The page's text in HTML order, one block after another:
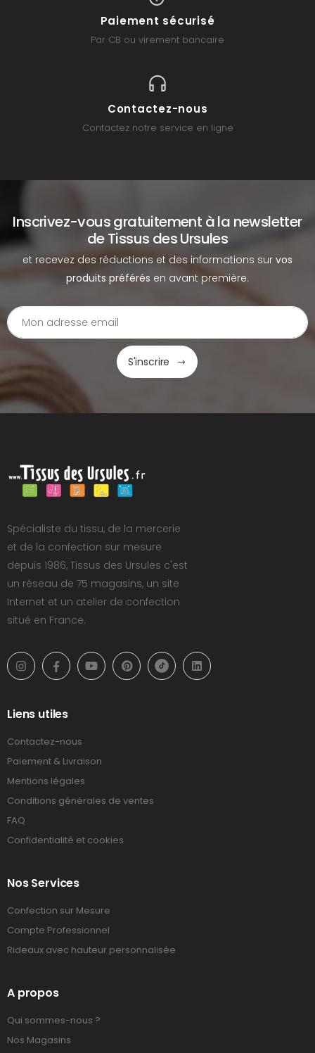
Paiement sécurisé
Par CB ou virement bancaire
Contactez-nous
Contactez notre service en ligne
Inscrivez-vous gratuitement à la newsletter
de Tissus des Ursules
et recevez des réductions et des informations sur vos
produits préférés en avant première.
S'inscrire
Spécialiste du tissu, de la mercerie
et de la confection sur mesure
depuis 1986, Tissus des Ursules c'est
un réseau de 75 magasins, un site
Internet et un atelier de confection
situé en France.
Liens utiles
Contactez-nous
Paiement & Livraison
Mentions légales
Conditions générales de ventes
FAQ
Confidentialité et cookies
Nos Services
Confection sur Mesure
Compte Professionnel
Rideaux avec hauteur personnalisée
A propos
Qui sommes-nous ?
Nos Magasins